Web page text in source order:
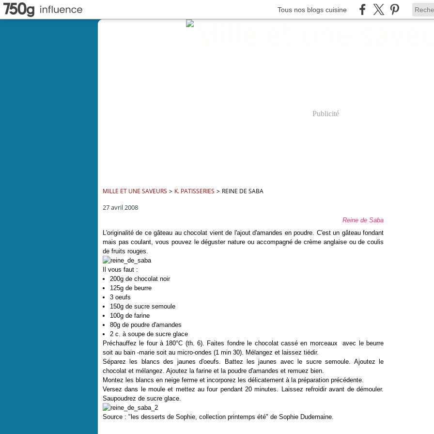
Tous nos blogs cuisine
Publicité
MILLE ET UNE SAVEURS > K. PATISSERIES > REINE DE SABA
27 avril 2008
Reine de Saba
L'originalité de ce gâteau au chocolat vient de l'ajout d'amandes en poudre. C'est un gâteau fondant
mais pas coulant, vous pouvez le déguster nature ou accompagné de crème anglaise ou de coulis
de fruits rouges.
Il vous faut :
200g de chocolat noir
125g de beurre
3 oeufs
150g de sucre semoule
100g de farine
80g de poudre d'amandes
2 c. à soupe de sucre glace
Préchauffez le four à 180°C (th. 6). Faites fondre le chocolat cassé en morceaux avec le beurre
soit au bain -marie soit au micro-ondes (1 min 30). Mélangez et laissez tiédir.
Séparez les blancs des jaunes d'oeufs. Battez les jaunes avec le sucre semoule. Ajoutez le
chocolat et mélangez. Ajoutez la farine et la poudre d'amandes et remuez bien.
Montez les blancs en neige ferme et incorporez les délicatement à la préparation précédente.
Versez dans le moule et mettez au four pendant 20 minutes. Laissez refroidir avant de démouler.
Saupoudrez de sucre glace.
Source : "les desserts de Sophie, collection printemps été" de Sophie Dudemaine.